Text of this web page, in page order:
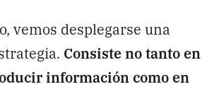
vemos desplegarse una
Consiste no tanto en
información como en